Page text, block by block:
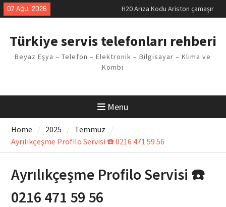
Skip
to
07 Ağu, 2026
LG kombi E2 Arızası Çözümü
Vaillant çamaşır makinesi E03
Arıza Kodu
Ferroli klima E3 Arızası Çözümü
Türkiye servis telefonları rehberi
Beyaz Eşya – Telefon – Elektronik – Bilgisayar – Klima ve
Kombi
Menu
Home 2025
Temmuz
Ayrılıkçeşme Profilo Servisi ☎️ 0216 471 59 56
Ayrılıkçeşme Profilo Servisi ☎️
0216 471 59 56